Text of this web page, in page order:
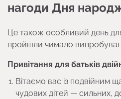
нагоди Дня
Це також особливий день
пройшли чимало
Привітання для батьків
Вітаємо вас із подвійним
чудових дітей — сильних,